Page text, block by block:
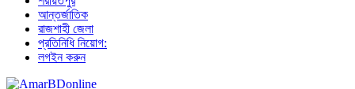
আন্তর্জাতিক
রাজশাহী জেলা
প্রতিনিধি নিয়োগ:
লগইন করুন